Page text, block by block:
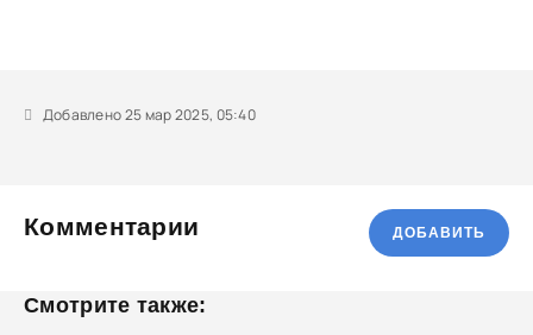
Добавлено 25 мар 2025, 05:40
Комментарии ДОБАВИТЬ
Смотрите также: